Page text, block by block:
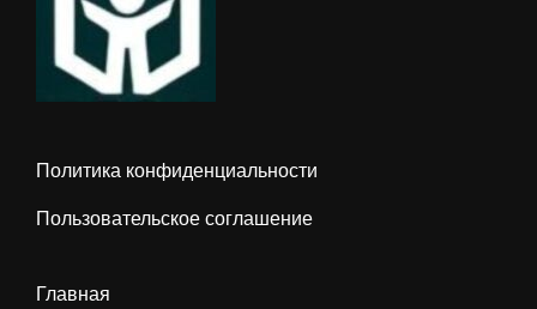
Политика конфиденциальности
Пользовательское соглашение
Главная